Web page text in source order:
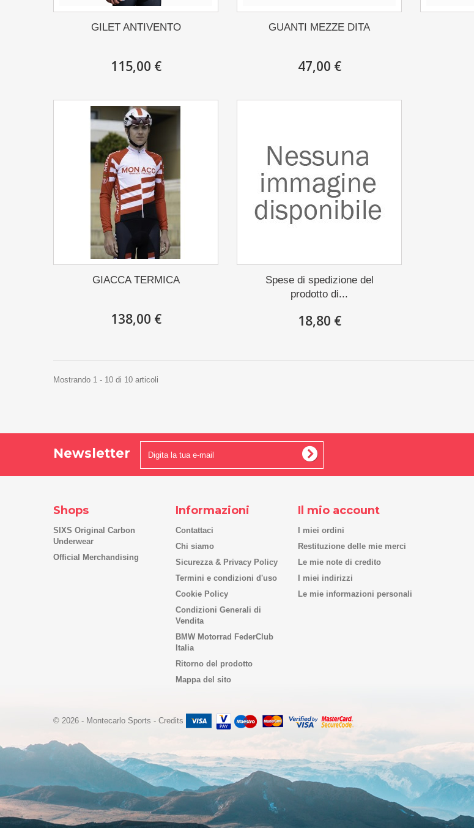
GILET ANTIVENTO
115,00 €
GUANTI MEZZE DITA
47,00 €
GIACCA TERMICA
138,00 €
Spese di spedizione del
prodotto di...
18,80 €
Mostrando 1 - 10 di 10 articoli
Newsletter
Shops
SIXS Original Carbon
Underwear
Official Merchandising
Informazioni
Contattaci
Chi siamo
Sicurezza & Privacy Policy
Termini e condizioni d'uso
Cookie Policy
Condizioni Generali di
Vendita
BMW Motorrad FederClub
Italia
Ritorno del prodotto
Mappa del sito
© 2026 - Montecarlo Sports - Credits
Il mio account
I miei ordini
Restituzione delle mie merci
Le mie note di credito
I miei indirizzi
Le mie informazioni personali